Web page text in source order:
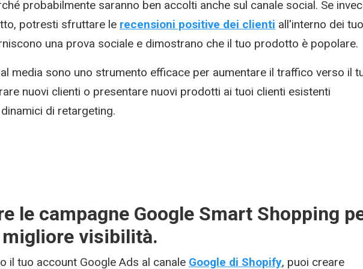
probabilmente saranno ben accolti anche sul canale social. Se
potresti sfruttare le recensioni positive dei clienti all'interno dei
una prova sociale e dimostrano che il tuo prodotto è popolare.
media sono uno strumento efficace per aumentare il traffico verso il
nuovi clienti o presentare nuovi prodotti ai tuoi clienti esistenti
di retargeting.
le campagne Google Smart Shopping
visibilità.
il tuo account Google Ads al canale Google di Shopify, puoi creare